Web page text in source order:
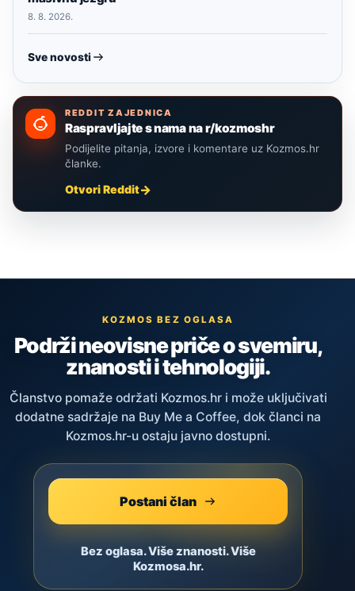
8. 8. 2026.
Sve novosti
REDDIT ZAJEDNICA
Raspravljajte s nama na r/kozmoshr
Podijelite pitanja, izvore i komentare uz Kozmos.hr
članke.
Otvori Reddit
KOZMOS BEZ OGLASA
Podrži neovisne priče o svemiru,
znanosti i tehnologiji.
Članstvo pomaže održati Kozmos.hr i može uključivati
dodatne sadržaje na Buy Me a Coffee, dok članci na
Kozmos.hr-u ostaju javno dostupni.
Postani član
Bez oglasa. Više znanosti. Više
Kozmosa.hr.